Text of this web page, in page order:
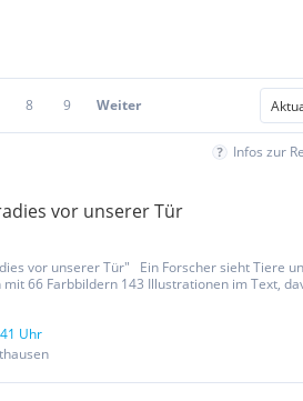
8 9 Weiter
Infos zur
vor unserer Tür
vor unserer Tür" Ein Forscher sieht Tiere
mit 66 Farbbildern 143 Illustrationen im Text,
Uhr